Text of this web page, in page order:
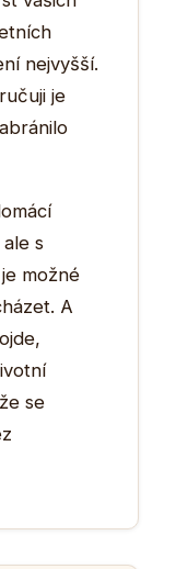
nejvyšší.
je
s
možné
A
se